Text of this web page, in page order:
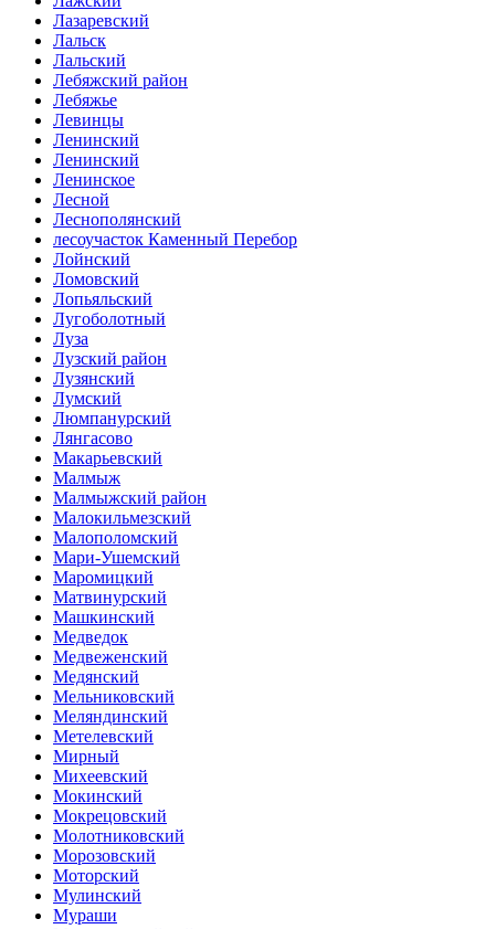
Лазаревский
Лальск
Лальский
Лебяжский район
Лебяжье
Левинцы
Ленинский
Ленинский
Ленинское
Лесной
Леснополянский
лесоучасток Каменный Перебор
Лойнский
Ломовский
Лопьяльский
Лугоболотный
Луза
Лузский район
Лузянский
Лумский
Люмпанурский
Лянгасово
Макарьевский
Малмыж
Малмыжский район
Малокильмезский
Малополомский
Мари-Ушемский
Маромицкий
Матвинурский
Машкинский
Медведок
Медвеженский
Медянский
Мельниковский
Меляндинский
Метелевский
Мирный
Михеевский
Мокинский
Мокрецовский
Молотниковский
Морозовский
Моторский
Мулинский
Мураши